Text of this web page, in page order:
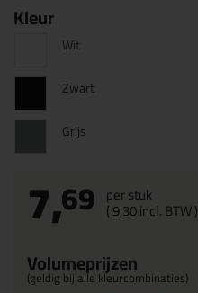
Kleur
Wit
Zwart
Grijs
7,69 per stuk
(9,30incl. BTW )
Volumeprijzen
(geldig bij alle kleurcombinaties)